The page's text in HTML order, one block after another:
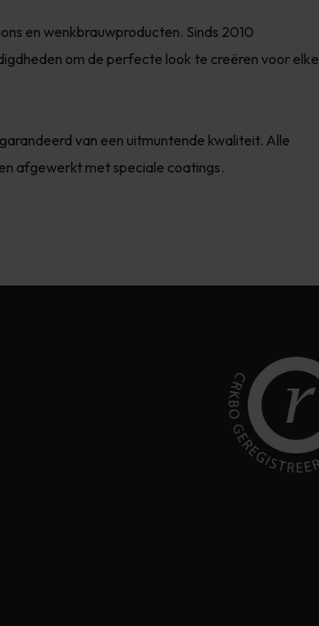
en wenkbrauwproducten. Sinds 2010
om de perfecte look te creëren voor elke
van een uitmuntende kwaliteit. Alle
afgewerkt met speciale coatings.